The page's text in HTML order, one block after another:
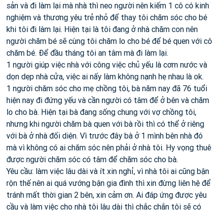
sản và đi làm lại mà nhà thì neo người nên kiếm 1 cô có kinh
nghiệm và thương yêu trẻ nhỏ để thay tôi chăm sóc cho bé
khi tôi đi làm lại. Hiện tại là tôi đang ở nhà chăm con nên
người chăm bé sẽ cùng tôi chăm lo cho bé để bé quen với cô
chăm bé. Để đầu tháng tôi an tâm mà đi làm lại.
1 người giúp việc nhà với công việc chủ yếu là cơm nước và
dọn dẹp nhà cửa, việc ai nấy làm không nạnh hẹ nhau là ok.
1 người chăm sóc cho mẹ chồng tôi, bà năm nay đã 76 tuổi
hiện nay đi đứng yếu và cần người có tâm để ở bên và chăm
lo cho bà. Hiện tại bà đang sống chung với vợ chồng tôi,
nhưng khi người chăm bà quen với bà rồi thì có thể ở riêng
với bà ở nhà đối diện. Vì trước đây bà ở 1 mình bên nhà đó
mà vì không có ai chăm sóc nên phải ở nhà tôi. Hy vọng thuê
được người chăm sóc có tâm để chăm sóc cho bà.
Yêu cầu: làm việc lâu dài và ít xin nghỉ, vì nhà tôi ai cũng bận
rộn thế nên ai quá vướng bận gia đình thì xin đừng liên hệ để
tránh mất thời gian 2 bên, xin cảm ơn. Ai đáp ứng được yêu
cầu và làm việc cho nhà tôi lâu dài thì chắc chắn tôi sẽ có